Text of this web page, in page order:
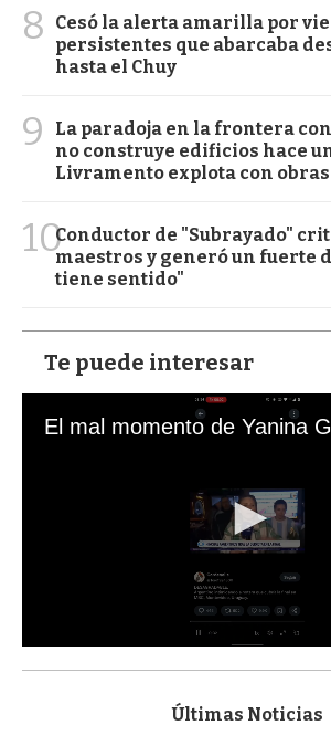
8
Cesó la alerta amarilla por
persistentes que abarcaba
hasta el Chuy
9
La paradoja en la frontera
no construye edificios hace
Livramento explota con obras
10Conductor de "Subrayado"
maestros y generó un fuerte
tiene sentido"
Te puede interesar
s
Últimas Noticias